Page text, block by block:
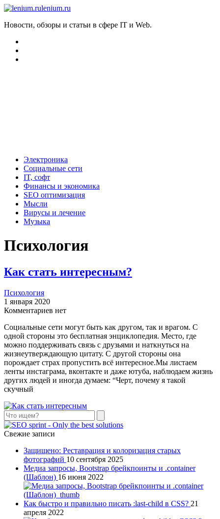
lenium.ru
Новости, обзоры и статьи в сфере IT и Web.
Электроника
Социальные сети
IT, софт
Финансы и экономика
SEO оптимизация
Мысли
Вирусы и лечение
Музыка
Психология
Как стать интересным?
Психология
1 января 2020
Комментариев нет
Социальные сети могут быть как другом, так и врагом. С
одной стороны это бесплатная энциклопедия. Место, где
можно поддерживать связь с друзьями и наткнуться на
жизнеутверждающую цитату. С другой стороны она
порождает страх пропустить всё интересное.Мы листаем
ленты инстаграма, вконтакте и даже ютуба, наблюдаем жизнь
других людей и иногда думаем: “Черт, почему я такой
скучный
Поиск
Свежие записи
Защищено: Реставрация и колоризация старых
фотографий 10 сентября 2025
Медиа запросы, Bootstrap брейкпоинты и .container
(Шаблон) 16 июня 2022
Как быстро и правильно писать :last-child в CSS? 21
апреля 2022